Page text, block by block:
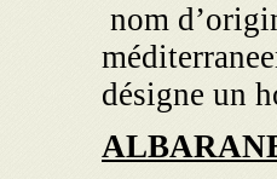
nom
désigne un